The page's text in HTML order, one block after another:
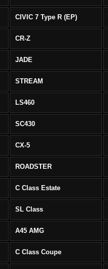
CIVIC 7 Type R (EP)
CR-Z
JADE
STREAM
LS460
SC430
CX-5
ROADSTER
C Class Estate
SL Class
A45 AMG
C Class Coupe